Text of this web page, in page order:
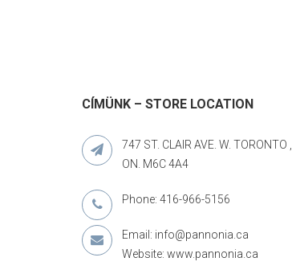
CÍMÜNK – STORE LOCATION
747 ST. CLAIR AVE. W. TORONTO ,
ON. M6C 4A4
Phone: 416-966-5156
Email: info@pannonia.ca
Website: www.pannonia.ca